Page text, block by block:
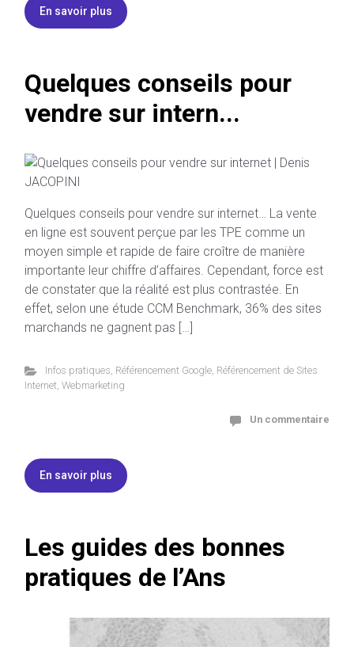
En savoir plus
Quelques conseils pour
vendre sur intern...
Quelques conseils pour vendre sur internet… La vente
en ligne est souvent perçue par les TPE comme un
moyen simple et rapide de faire croître de manière
importante leur chiffre d’affaires. Cependant, force est
de constater que la réalité est plus contrastée. En
effet, selon une étude CCM Benchmark, 36% des sites
marchands ne gagnent pas […]
Infos pratiques, Référencement Google, Référencement de Sites
Internet, Webmarketing
Un commentaire
En savoir plus
Les guides des bonnes
pratiques de l’Ans